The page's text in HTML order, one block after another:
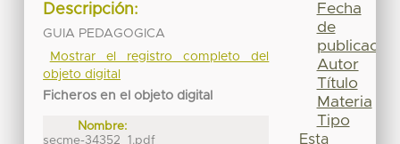
Descripción:
GUIA PEDAGOGICA
Mostrar el registro completo del
objeto digital
Ficheros en el objeto digital
Nombre:
secme-34352_1.pdf
Fecha
de
publicación
Autor
Título
Materia
Tipo
Esta